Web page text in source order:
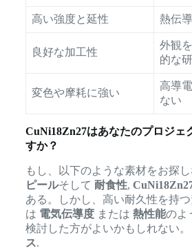
高い強度と延性 熱伝
良好な加工性
外観
的な
変色や摩耗に強い
高導
ない
CuNi18Zn27はあなたのプロジェ
すか？
もし、以下のような素材をお探し
ピールそして 耐食性,
ある。しかし、高い耐久性を持
は 電気伝導度または 熱性能のよ
検討した方がよいかもしれない。
ス.